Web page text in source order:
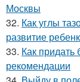
Москвы
32. Как углы
развитие
33. Как
рекомендации